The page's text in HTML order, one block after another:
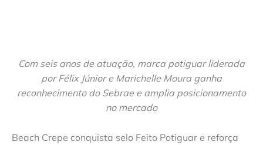
Com seis anos de atuação, marca potiguar liderada
por Félix Júnior e Marichelle Moura ganha
reconhecimento do Sebrae e amplia posicionamento
no mercado
Beach Crepe conquista selo Feito Potiguar e reforça